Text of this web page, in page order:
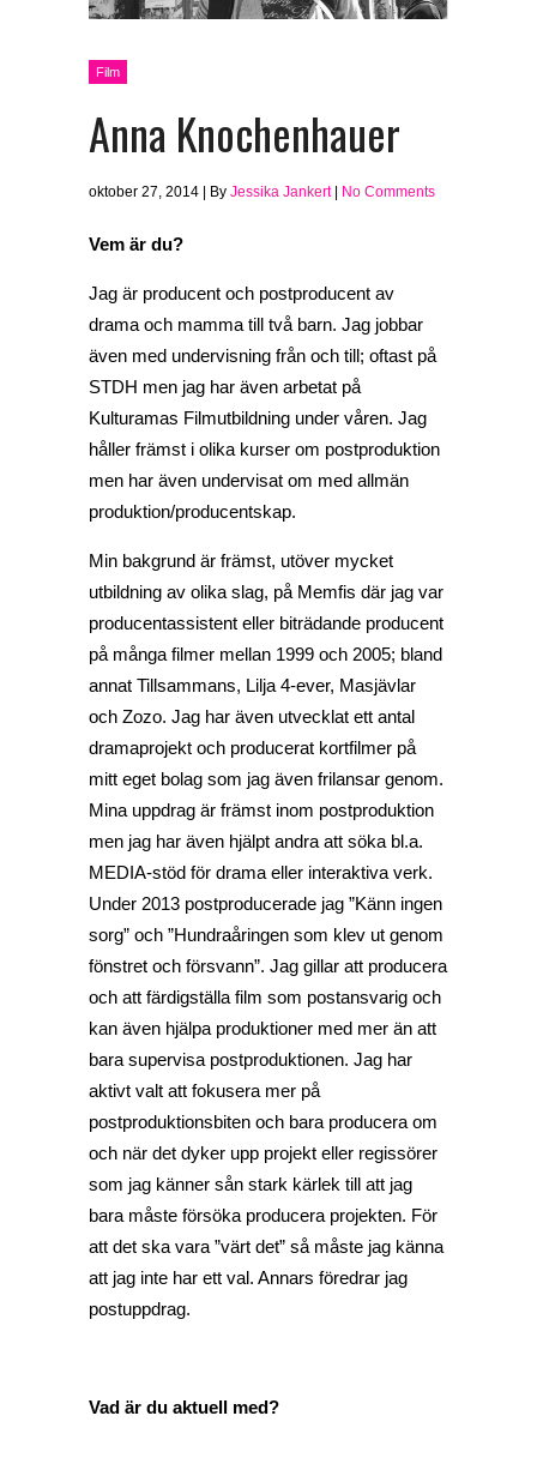
Film
Anna Knochenhauer
oktober 27, 2014 | By Jessika Jankert| No Comments
Vem är du?
Jag är producent och postproducent av
drama och mamma till två barn. Jag jobbar
även med undervisning från och till; oftast på
STDH men jag har även arbetat på
Kulturamas Filmutbildning under våren. Jag
håller främst i olika kurser om postproduktion
men har även undervisat om med allmän
produktion/producentskap.
Min bakgrund är främst, utöver mycket
utbildning av olika slag, på Memfis där jag var
producentassistent eller biträdande producent
på många filmer mellan 1999 och 2005; bland
annat Tillsammans, Lilja 4-ever, Masjävlar
och Zozo. Jag har även utvecklat ett antal
dramaprojekt och producerat kortfilmer på
mitt eget bolag som jag även frilansar genom.
Mina uppdrag är främst inom postproduktion
men jag har även hjälpt andra att söka bl.a.
MEDIA-stöd för drama eller interaktiva verk.
Under 2013 postproducerade jag ”Känn ingen
sorg” och ”Hundraåringen som klev ut genom
fönstret och försvann”. Jag gillar att producera
och att färdigställa film som postansvarig och
kan även hjälpa produktioner med mer än att
bara supervisa postproduktionen. Jag har
aktivt valt att fokusera mer på
postproduktionsbiten och bara producera om
och när det dyker upp projekt eller regissörer
som jag känner sån stark kärlek till att jag
bara måste försöka producera projekten. För
att det ska vara ”värt det” så måste jag känna
att jag inte har ett val. Annars föredrar jag
postuppdrag.
Vad är du aktuell med?